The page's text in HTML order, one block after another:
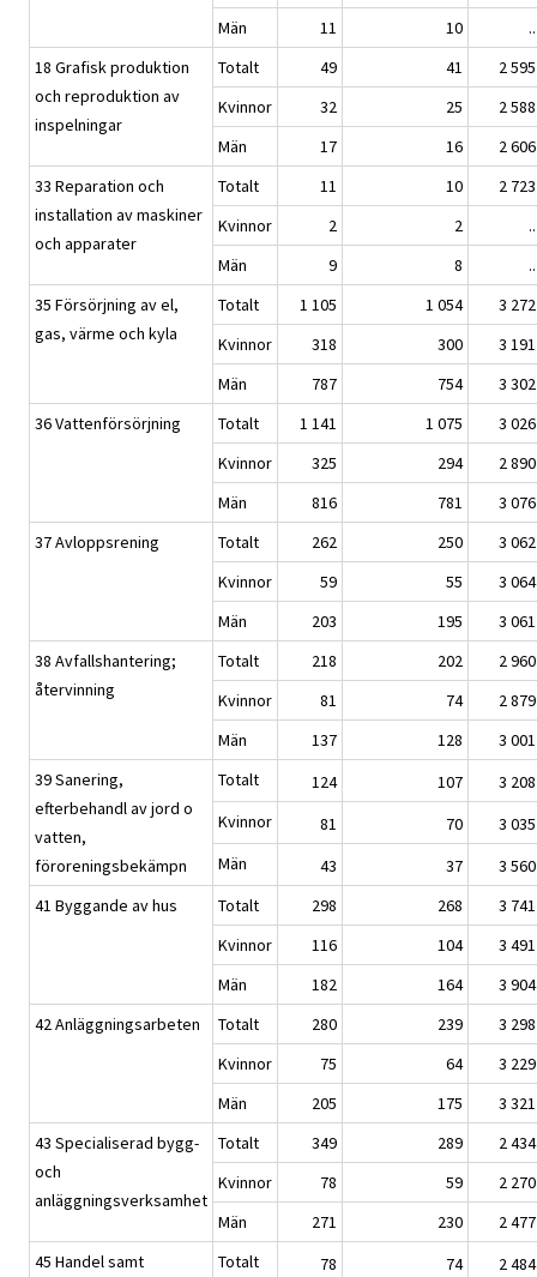
Män
11 10
..
18 Grafisk produktion
och reproduktion av
inspelningar
Totalt 49 41
2 595
Kvinnor
32 25
2 588
Män
17 16
2 606
33 Reparation och
installation av maskiner
och apparater
Totalt 11 10
2 723
Kvinnor
2 2
..
Män
9 8
..
35 Försörjning av el,
gas, värme och kyla
Totalt 1 105 1 054
3 272
Kvinnor
318 300
3 191
Män
787 754
3 302
36 Vattenförsörjning
Totalt 1 141 1 075
3 026
Kvinnor
325 294
2 890
Män
816 781
3 076
37 Avloppsrening
Totalt 262 250
3 062
Kvinnor
59 55
3 064
Män
203 195
3 061
38 Avfallshantering;
återvinning
Totalt 218 202
2 960
Kvinnor
81 74
2 879
Män
137 128
3 001
39 Sanering,
efterbehandl av jord o
vatten,
föroreningsbekämpn
Totalt 124 107
3 208
Kvinnor
81 70
3 035
Män
43 37
3 560
41 Byggande av hus
Totalt 298 268
3 741
Kvinnor
116 104
3 491
Män
182 164
3 904
42 Anläggningsarbeten
Totalt 280 239
3 298
Kvinnor
75 64
3 229
Män
205 175
3 321
43 Specialiserad bygg-
och
anläggningsverksamhet
Totalt 349 289
2 434
Kvinnor
78 59
2 270
Män
271 230
2 477
45 Handel samt
Totalt 78 74 2 484